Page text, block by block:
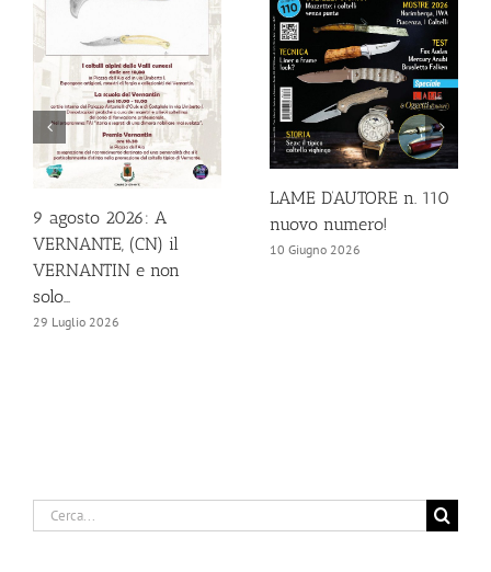
9 agosto 2026: A
VERNANTE, (CN) il
VERNANTIN e non
solo…
29 Luglio 2026
LAME D’AUTORE n. 110
nuovo numero!
10 Giugno 2026
Cerca
per: